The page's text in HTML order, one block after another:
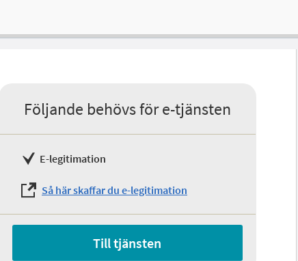
Följande behövs för e-tjänsten
E-legitimation
Så här skaffar du e-legitimation
Till tjänsten